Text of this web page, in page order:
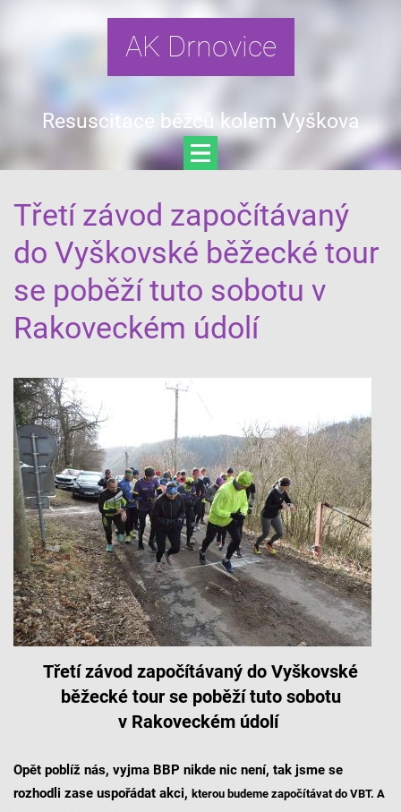
AK Drnovice
Resuscitace běžců kolem Vyškova
Třetí závod započítávaný
do Vyškovské běžecké tour
se poběží tuto sobotu v
Rakoveckém údolí
Třetí závod započítávaný do Vyškovské
běžecké tour se poběží tuto sobotu
v Rakoveckém údolí
Opět poblíž nás, vyjma BBP nikde nic není, tak jsme se
rozhodli zase uspořádat akci, kterou budeme započítávat do VBT. A